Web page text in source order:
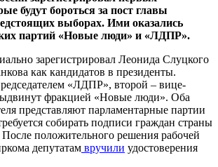
будут бороться за пост главы
выборах. Ими оказались
партий «Новые люди» и «ЛДПР».
зарегистрировал Леонида Слуцкого
как кандидатов в президенты.
«ЛДПР», второй – вице-
фракцией «Новые люди». Оба
представляют парламентарные партии
собирать подписи граждан страны
положительного решения рабочей
депутатам вручили удостоверения